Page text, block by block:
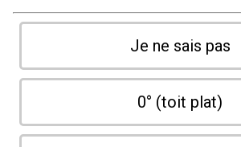
Je ne sais pas
0° (toit plat)